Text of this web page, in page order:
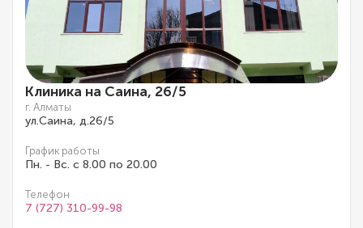
Клиника на Саина, 26/5
г. Алматы
ул.Саина, д.26/5
График работы
Пн. - Вс. с 8.00 по 20.00
Телефон
7 (727) 310-99-98